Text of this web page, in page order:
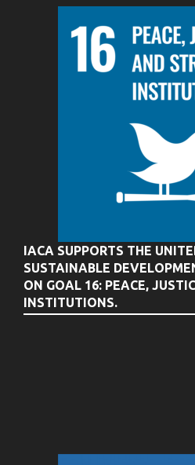
IACA SUPPORTS THE
SUSTAINABLE
ON GOAL 16: PEACE,
INSTITUTIONS.